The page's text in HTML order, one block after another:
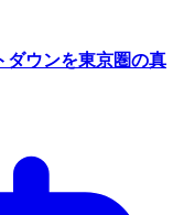
ダウンを東京圏の真